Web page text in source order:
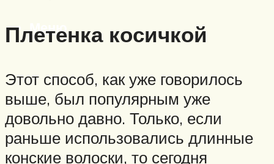
Меню
Плетенка косичкой
Этот способ, как уже говорилось
выше, был популярным уже
довольно давно. Только, если
раньше использовались длинные
конские волоски, то сегодня